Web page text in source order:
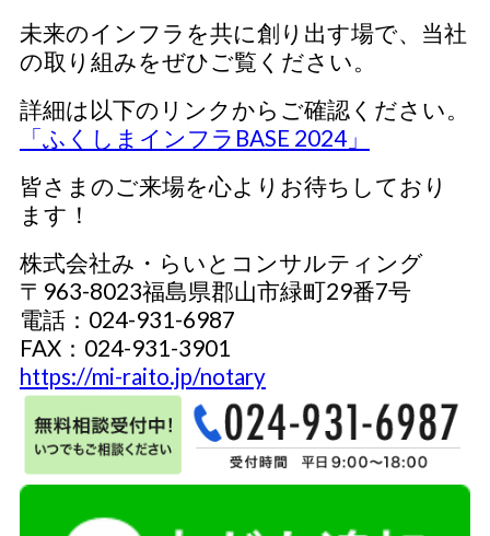
未来のインフラを共に創り出す場で、当社
の取り組みをぜひご覧ください。
詳細は以下のリンクからご確認ください。
「ふくしまインフラBASE 2024」
皆さまのご来場を心よりお待ちしており
ます！
株式会社み・らいとコンサルティング
〒963-8023福島県郡山市緑町29番7号
電話：024-931-6987
FAX：024-931-3901
https://mi-raito.jp/notary